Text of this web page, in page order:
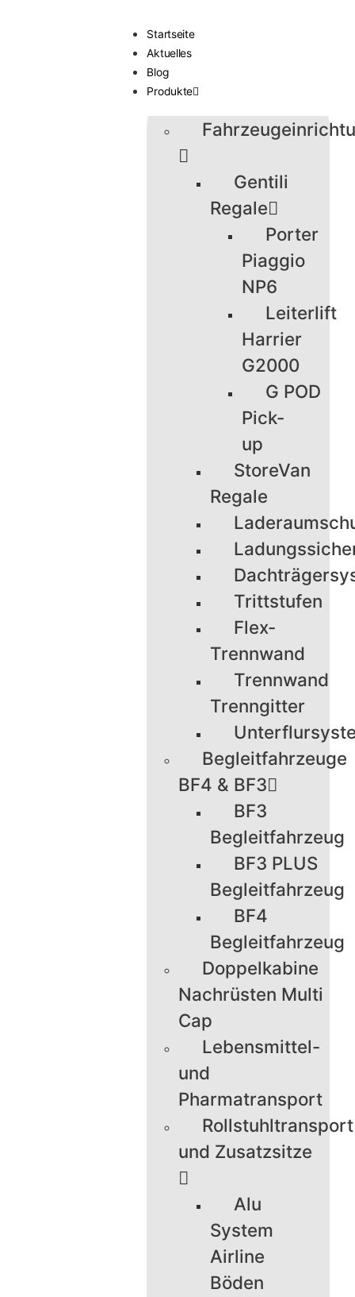
Startseite
Aktuelles
Blog
Produkte
Gentili
Regale
Porter
Piaggio
NP6
Leiterlift
Harrier
G2000
G POD
Pick-
up
StoreVan
Regale
Trittstufen
Flex-
Trennwand
Trennwand
Trenngitter
Begleitfahrzeuge
BF4 & BF3
BF3
Begleitfahrzeug
BF3 PLUS
Begleitfahrzeug
BF4
Begleitfahrzeug
Doppelkabine
Nachrüsten Multi
Cap
Lebensmittel-
und
Pharmatransport
Rollstuhltransport
und Zusatzsitze
Alu
System
Airline
Böden